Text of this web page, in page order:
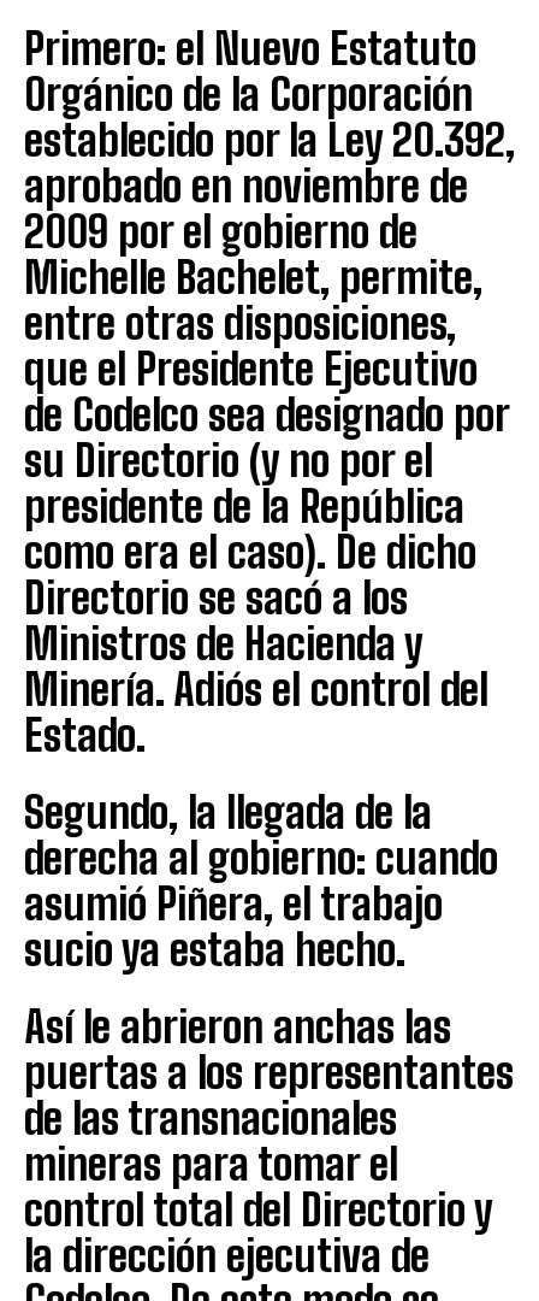
Primero: el Nuevo Estatuto
Orgánico de la Corporación
establecido por la Ley 20.392,
aprobado en noviembre de
2009 por el gobierno de
Michelle Bachelet, permite,
entre otras disposiciones,
que el Presidente Ejecutivo
de Codelco sea designado por
su Directorio (y no por el
presidente de la República
como era el caso). De dicho
Directorio se sacó a los
Ministros de Hacienda y
Minería. Adiós el control del
Estado.
Segundo, la llegada de la
derecha al gobierno: cuando
asumió Piñera, el trabajo
sucio ya estaba hecho.
Así le abrieron anchas las
puertas a los representantes
de las transnacionales
mineras para tomar el
control total del Directorio y
la dirección ejecutiva de